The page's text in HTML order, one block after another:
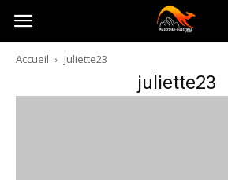
Australia-
australie.com
Accueil juliette23
juliette23